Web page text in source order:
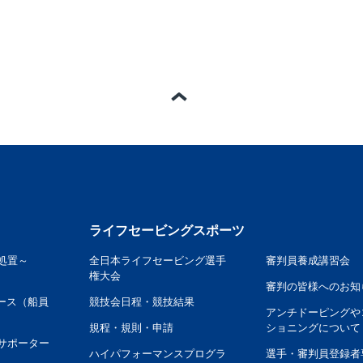
置～
ス（船員
ポーター
ライフセービングスポーツ
全日本ライフセービング選手
権大会
競技会日程・競技結果
規程・規則・申請
ハイパフォーマンスプログラ
審判員養成講習会
審判の皆様へのお知
アンチドーピング
ショニングについて
選手・審判員登録者